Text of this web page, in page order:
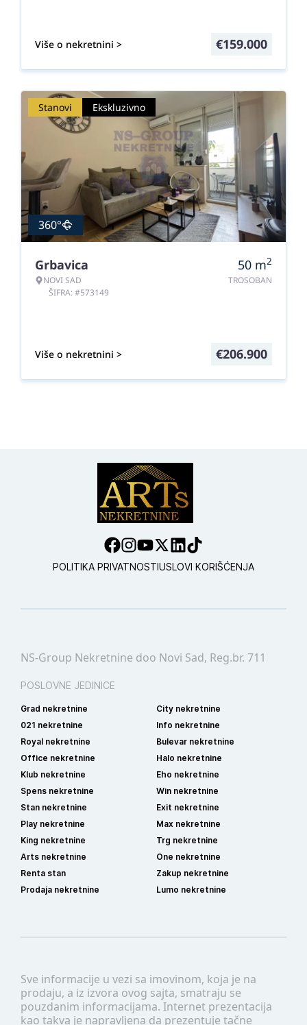
Više o nekretnini > €159.000
Stanovi Ekskluzivno
360°
Grbavica
NOVI SAD
ŠIFRA: #573149
50 m2
TROSOBAN
Više o nekretnini > €206.900
POLITIKA PRIVATNOSTIUSLOVI KORIŠĆENJA
Sve informacije u vezi sa imovinom, koja je na
prodaju, a iz izvora ovog sajta, smatraju se
pouzdanim informacijama. Internet prezentacija
kao takva je napravljena da prezentuje tačne
NS-Group Nekretnine doo Novi Sad, Reg.br. 711
POSLOVNE JEDINICE
Grad nekretnine
City nekretnine
021 nekretnine
Info nekretnine
Royal nekretnine
Bulevar nekretnine
Office nekretnine
Halo nekretnine
Klub nekretnine
Eho nekretnine
Spens nekretnine
Win nekretnine
Stan nekretnine
Exit nekretnine
Play nekretnine
Max nekretnine
King nekretnine
Trg nekretnine
Arts nekretnine
One nekretnine
Renta stan
Zakup nekretnine
Prodaja nekretnine
Lumo nekretnine